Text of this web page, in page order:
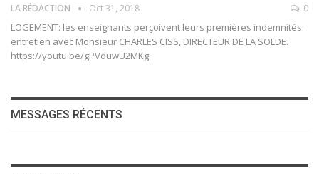
LA RÉDACTION Oct 31, 2018 0
LOGEMENT: les enseignants perçoivent leurs premières indemnités.
entretien avec Monsieur CHARLES CISS, DIRECTEUR DE LA SOLDE.
https://youtu.be/gPVduwU2MKg
MESSAGES RÉCENTS